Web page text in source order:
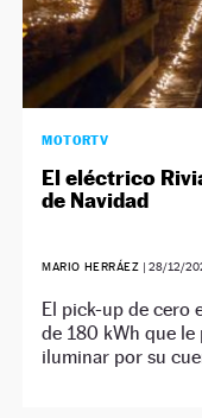
MOTORTV
El eléctrico
de Navidad
MARIO HERRÁEZ | 28/12/
El pick-up de cero
de 180 kWh que
iluminar por su